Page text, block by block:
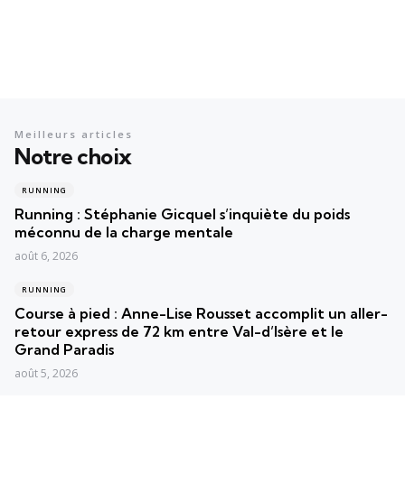
Notre choix
Meilleurs articles
RUNNING
Running : Stéphanie Gicquel s’inquiète du poids
méconnu de la charge mentale
août 6, 2026
RUNNING
Course à pied : Anne-Lise Rousset accomplit un aller-
retour express de 72 km entre Val-d’Isère et le
Grand Paradis
août 5, 2026